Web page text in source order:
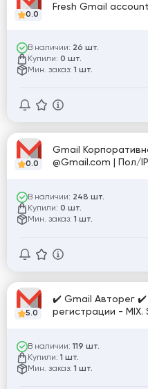
0.0
Fresh Gmail
В наличии: 26 шт.
Купили: 0 шт.
Мин. заказ: 1 шт.
0.0
Gmail
@Gmail.com | Пол/
В наличии: 248 шт.
Купили: 0 шт.
Мин. заказ: 1 шт.
5.0
✔️ Gmail Авторег ✔️
регистрации - MIX.
В наличии: 119 шт.
Купили: 1 шт.
Мин. заказ: 1 шт.